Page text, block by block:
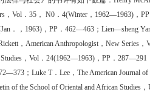
，Vol．35， N0．4(Winter，1962—1963)，
．，1963)，PP．462—463；Lien—sheng
，American Anthropologist，New Series
，Vol．24(1962—1963)，PP．287—291
；Luke T．Lee，The American Journal
of the School of Oriental and African Studies